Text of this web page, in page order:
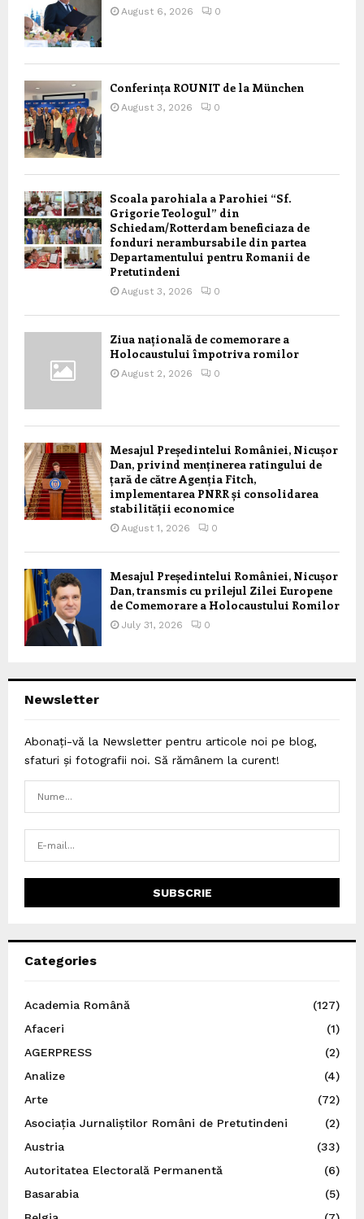
August 6, 2026 0
Conferința ROUNIT de la München
August 3, 2026 0
Scoala parohiala a Parohiei “Sf.
Grigorie Teologul” din
Schiedam/Rotterdam beneficiaza de
fonduri nerambursabile din partea
Departamentului pentru Romanii de
Pretutindeni
August 3, 2026 0
Ziua națională de comemorare a
Holocaustului împotriva romilor
August 2, 2026 0
Mesajul Președintelui României, Nicușor
Dan, privind menținerea ratingului de
țară de către Agenția Fitch,
implementarea PNRR și consolidarea
stabilității economice
August 1, 2026 0
Mesajul Președintelui României, Nicușor
Dan, transmis cu prilejul Zilei Europene
de Comemorare a Holocaustului Romilor
July 31, 2026 0
Newsletter
Abonați-vă la Newsletter pentru articole noi pe blog,
sfaturi și fotografii noi. Să rămânem la curent!
Categories
Academia Română
(127)
Afaceri
(1)
AGERPRESS
(2)
Analize
(4)
Arte
(72)
Asociația Jurnaliștilor Români de Pretutindeni
(2)
Austria
(33)
Autoritatea Electorală Permanentă
(6)
Basarabia
(5)